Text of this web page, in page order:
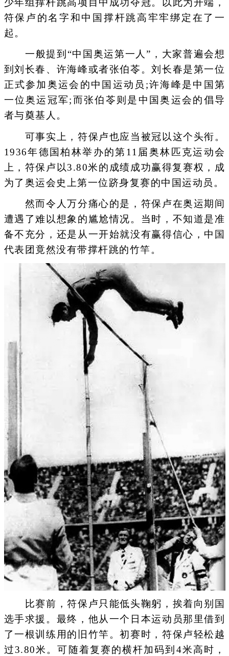
少年组撑杆跳高项目中成功夺冠。以此为开端，
符保卢的名字和中国撑杆跳高牢牢绑定在了一
起。
一般提到“中国奥运第一人”，大家普遍会想
到刘长春、许海峰或者张伯苓。刘长春是第一位
正式参加奥运会的中国运动员;许海峰是中国第
一位奥运冠军;而张伯苓则是中国奥运会的倡导
者与奠基人。
可事实上，符保卢也应当被冠以这个头衔。
1936年德国柏林举办的第11届奥林匹克运动会
上，符保卢以3.80米的成绩成功赢得复赛权，成
为了奥运会史上第一位跻身复赛的中国运动员。
然而令人万分痛心的是，符保卢在奥运期间
遭遇了难以想象的尴尬情况。当时，不知道是准
备不充分，还是从一开始就没有赢得信心，中国
代表团竟然没有带撑杆跳的竹竿。
比赛前，符保卢只能低头鞠躬，挨着向别国
选手求援。最终，他从一个日本运动员那里借到
了一根训练用的旧竹竿。初赛时，符保卢轻松越
过3.80米。可随着复赛的横杆加码到4米高时，